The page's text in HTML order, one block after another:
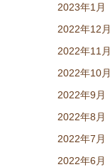
2023年1月
2022年12月
2022年11月
2022年10月
2022年9月
2022年8月
2022年7月
2022年6月